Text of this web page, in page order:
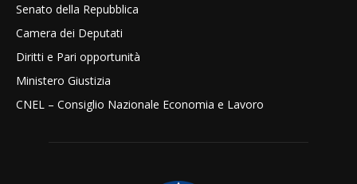
Senato della Repubblica
Camera dei Deputati
Diritti e Pari opportunità
Ministero Giustizia
CNEL – Consiglio Nazionale Economia e Lavoro